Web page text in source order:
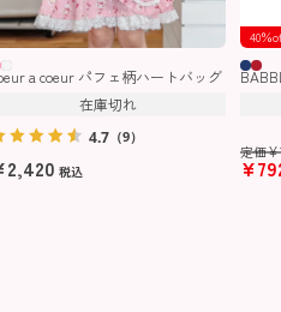
a coeur パフェ柄ハートバッグ
2,420 税込
4.7 （9）
在庫切れ
40％
定価¥
¥